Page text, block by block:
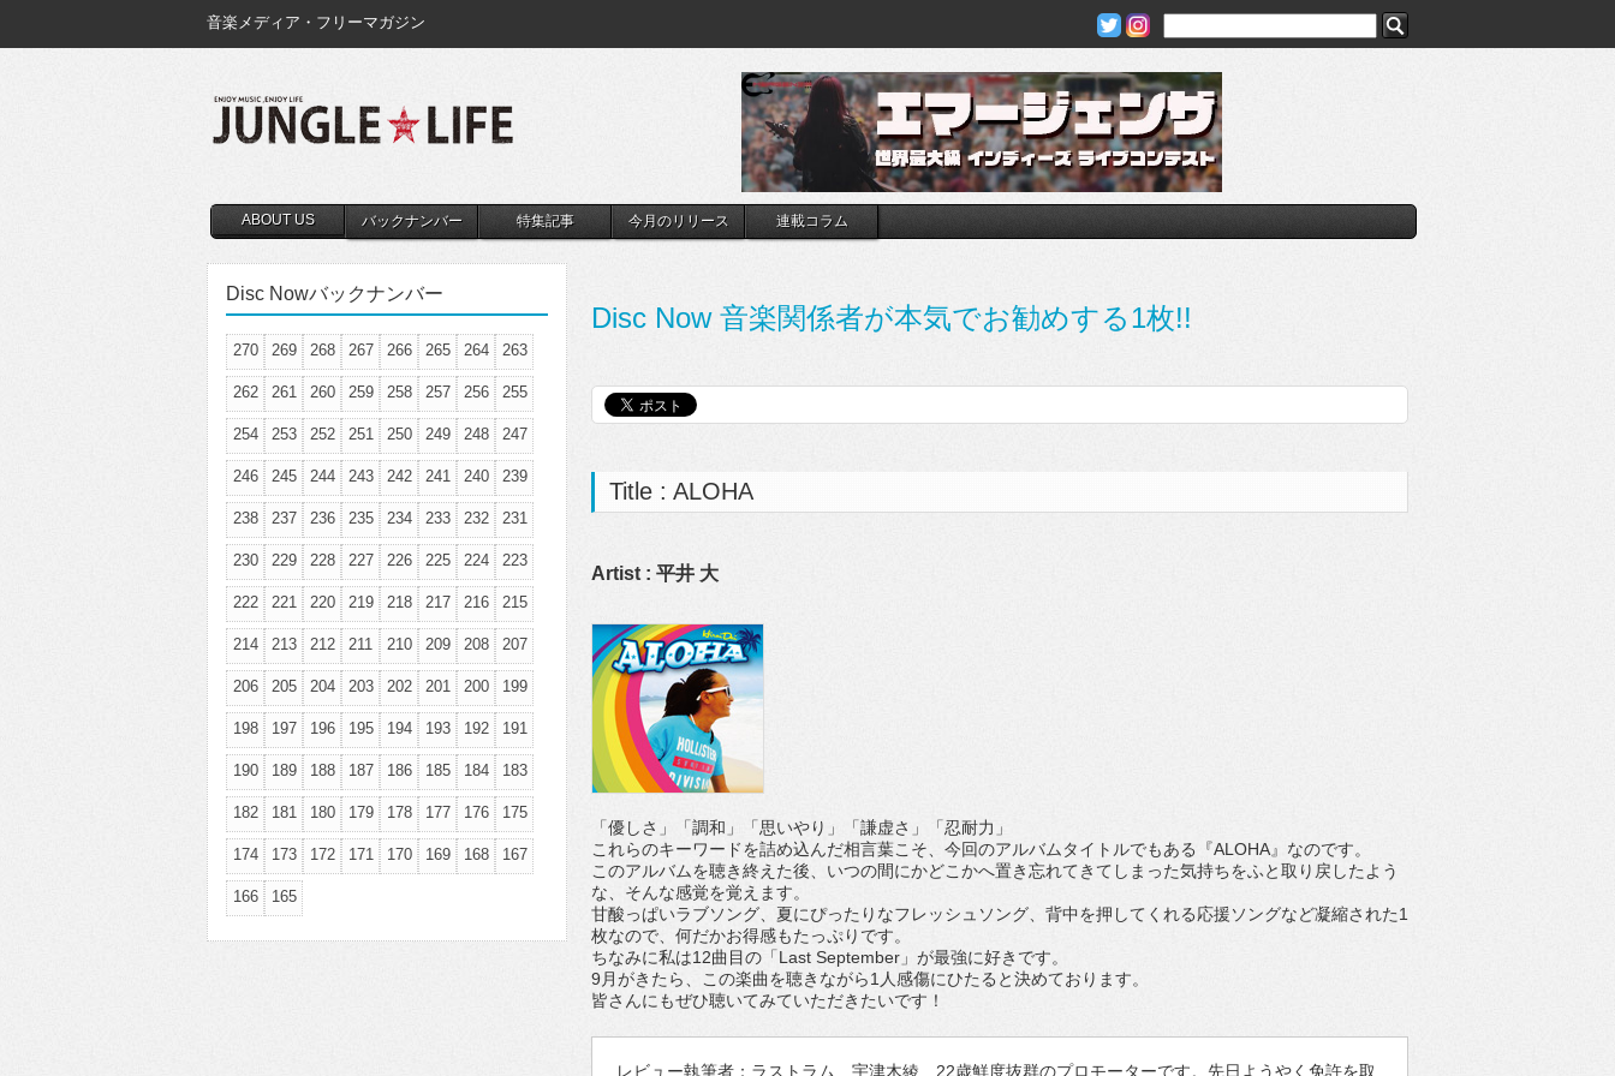
音楽メディア・フリーマガジン
ABOUT US バックナンバー 特集記事 今月のリリース 連載コラム
Disc Now 音楽関係者が本気でお勧めする1枚!!
Title : ALOHA
Artist : 平井 大
「優しさ」「調和」「思いやり」「謙虚さ」「忍耐力」
これらのキーワードを詰め込んだ相言葉こそ、今回のアルバムタイトルでもある『ALOHA』なのです。
このアルバムを聴き終えた後、いつの間にかどこかへ置き忘れてきてしまった気持ちをふと取り戻したよう
な、そんな感覚を覚えます。
甘酸っぱいラブソング、夏にぴったりなフレッシュソング、背中を押してくれる応援ソングなど凝縮された1
枚なので、何だかお得感もたっぷりです。
ちなみに私は12曲目の「Last September」が最強に好きです。
9月がきたら、この楽曲を聴きながら1人感傷にひたると決めております。
皆さんにもぜひ聴いてみていただきたいです！
レビュー執筆者：ラストラム 宇津木綾 22歳鮮度抜群のプロモーターです。先日ようやく免許を取
Disc Nowバックナンバー
270 269 268 267 266 265 264 263
262 261 260 259 258 257 256 255
254 253 252 251 250 249 248 247
246 245 244 243 242 241 240 239
238 237 236 235 234 233 232 231
230 229 228 227 226 225 224 223
222 221 220 219 218 217 216 215
214 213 212 211 210 209 208 207
206 205 204 203 202 201 200 199
198 197 196 195 194 193 192 191
190 189 188 187 186 185 184 183
182 181 180 179 178 177 176 175
174 173 172 171 170 169 168 167
166 165